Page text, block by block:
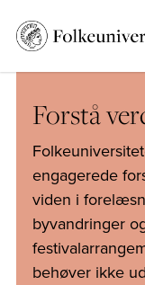
Forstå
engagerede
viden i
byvandringer
behøver ikke